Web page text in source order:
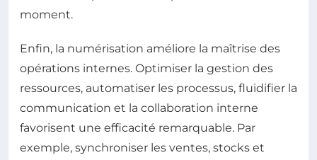
moment.
Enfin, la numérisation améliore la maîtrise des
opérations internes. Optimiser la gestion des
ressources, automatiser les processus, fluidifier la
communication et la collaboration interne
favorisent une efficacité remarquable. Par
exemple, synchroniser les ventes, stocks et